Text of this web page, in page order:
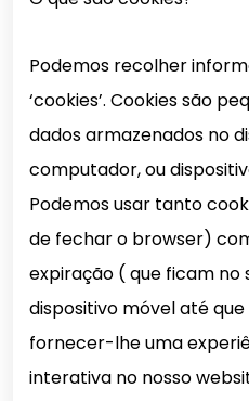
Podemos recolher
‘cookies’. Cookies são
dados armazenados no
computador, ou
Podemos usar tanto
de fechar o browser)
expiração ( que ficam no
dispositivo móvel até
fornecer-lhe uma
interativa no nosso